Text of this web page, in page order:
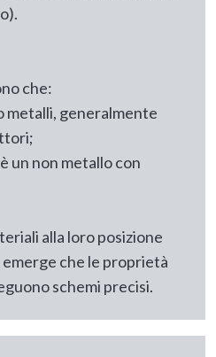
che:
metalli, generalmente
un non metallo con
alla loro posizione
che le proprietà
schemi precisi.